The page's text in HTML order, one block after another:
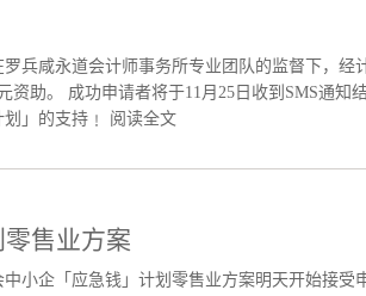
兵咸永道会计师事务所专业团队的监督下，经
助。 成功申请者将于11月25日收到SMS通知
」的支持﹗ 阅读全文
售业方案
中小企「应急钱」计划零售业方案明天开始接受